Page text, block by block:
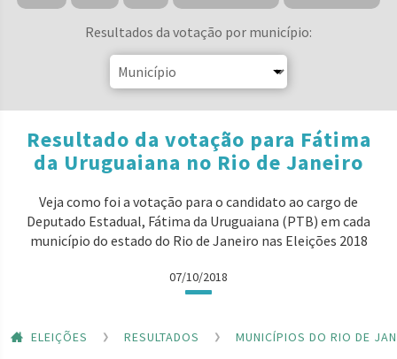
Resultados da votação por município:
Resultado da votação para Fátima
da Uruguaiana no Rio de Janeiro
Veja como foi a votação para o candidato ao cargo de
Deputado Estadual, Fátima da Uruguaiana (PTB) em cada
município do estado do Rio de Janeiro nas Eleições 2018
07/10/2018
ELEIÇÕES RESULTADOS
MUNICÍPIOS DO RIO DE